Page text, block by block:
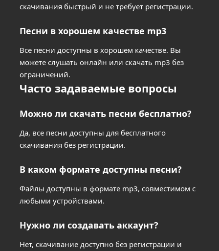
скачивания быстрый и не требует регистрации.
Песни в хорошем качестве mp3
Все песни доступны в хорошем качестве. Вы
можете слушать онлайн или скачать mp3 без
ограничений.
Часто задаваемые вопросы
Можно ли скачать песни бесплатно?
Да, все песни доступны для бесплатного
скачивания без регистрации.
В каком формате доступны песни?
Файлы доступны в формате mp3, совместимом с
любыми устройствами.
Нужно ли создавать аккаунт?
Нет, скачивание доступно без регистрации и